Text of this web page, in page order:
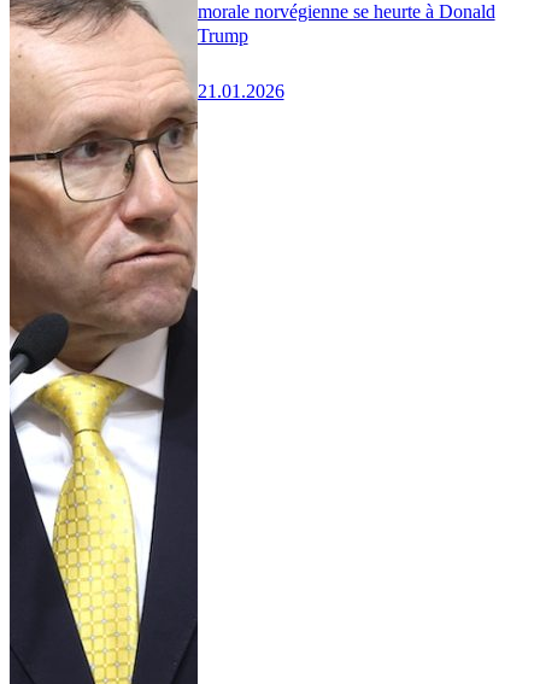
morale norvégienne se heurte à Donald
Trump
21.01.2026